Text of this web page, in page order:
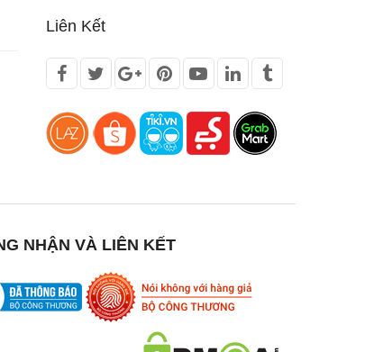
Liên Kết
NHẬN VÀ LIÊN KẾT